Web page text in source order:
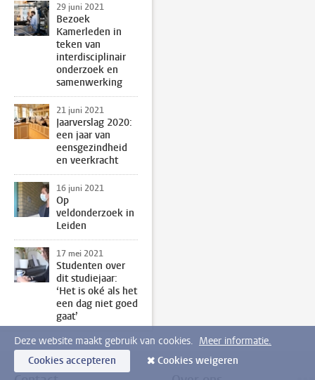
29 juni 2021
Bezoek
Kamerleden in
teken van
interdisciplinair
onderzoek en
samenwerking
21 juni 2021
Jaarverslag 2020:
een jaar van
eensgezindheid
en veerkracht
16 juni 2021
Op
veldonderzoek in
Leiden
17 mei 2021
Studenten over
dit studiejaar:
‘Het is oké als het
een dag niet goed
gaat’
Deze website maakt gebruik van cookies. Meer informatie.
Cookies accepteren
Cookies weigeren